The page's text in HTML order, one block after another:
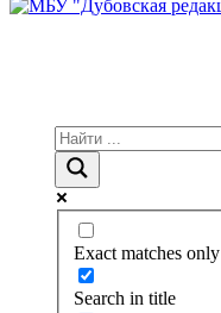
Exact matches only
Search in title